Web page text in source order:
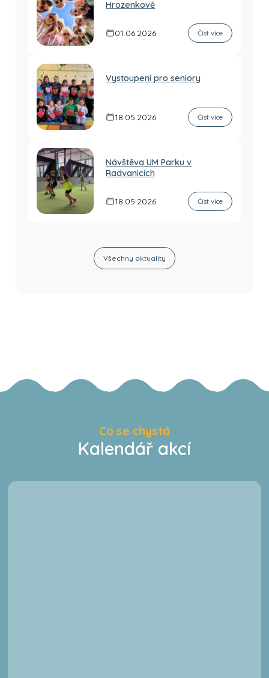
Hrozenkově
01.06.2026 Číst více
Vystoupení pro seniory
18.05.2026 Číst více
Návštěva UM Parku v
Radvanicích
18.05.2026 Číst více
Všechny aktuality
Co se chystá
Kalendář akcí